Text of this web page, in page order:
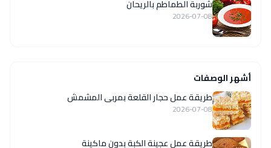
شوربة الطماطم بالريحان
2026-07-08
أشهر الوصفات
طريقة عمل حجار القلعة بمربى المشمش
2026-07-08
طريقة عمل عجينة الكبة بدون ماكينة